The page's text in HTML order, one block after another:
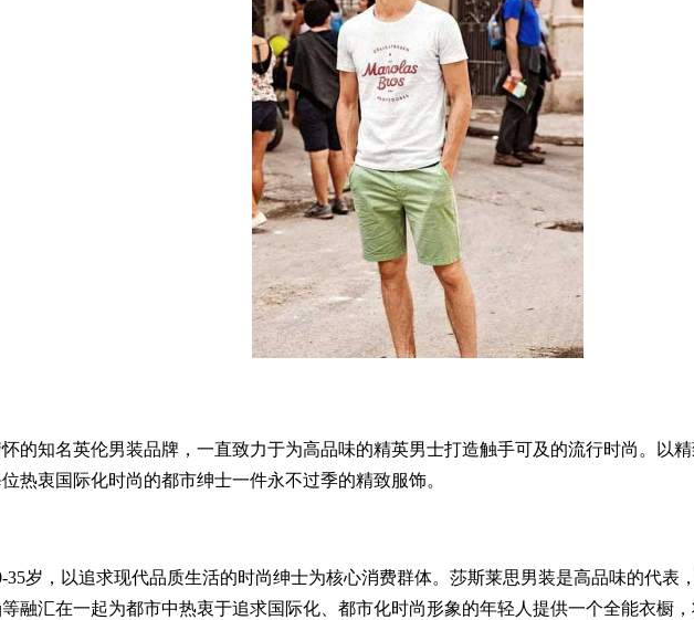
的知名英伦男装品牌，一直致力于为高品味的精英男士打造触手可及的流行时尚。以
热衷国际化时尚的都市绅士一件永不过季的精致服饰。
35岁，以追求现代品质生活的时尚绅士为核心消费群体。莎斯莱思男装是高品味的代
融汇在一起为都市中热衷于追求国际化、都市化时尚形象的年轻人提供一个全能衣橱